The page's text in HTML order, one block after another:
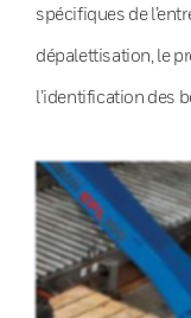
spécifiques de
dépalettisation, le
l’identification des